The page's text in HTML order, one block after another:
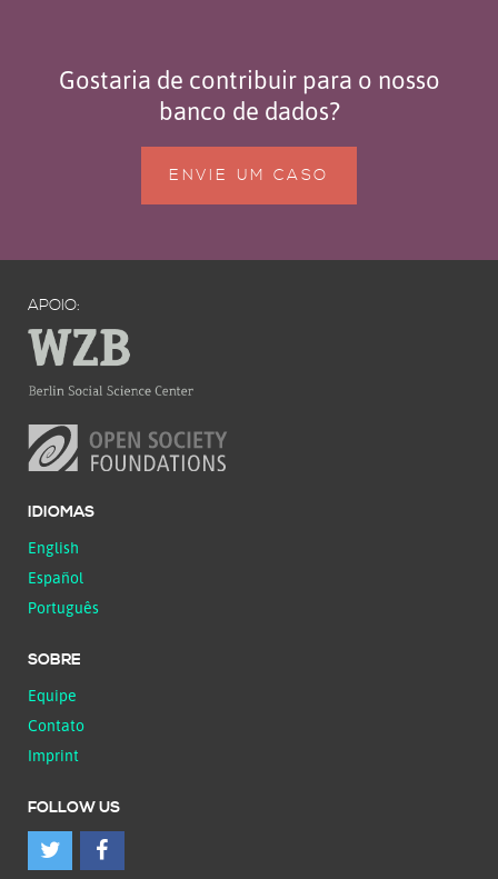
Gostaria de contribuir para o nosso
banco de dados?
ENVIE UM CASO
APOIO:
IDIOMAS
English
Español
Português
SOBRE
Equipe
Contato
Imprint
FOLLOW US